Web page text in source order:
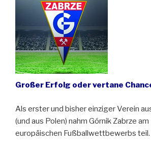
Großer Erfolg oder vertane
Als erster und bisher einziger Verein
(und aus Polen) nahm Górnik Zabrze
europäischen Fußballwettbewerbs teil.